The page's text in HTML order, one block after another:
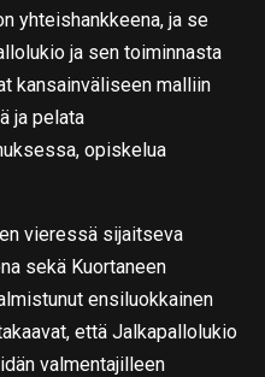
yhteishankkeena, ja se
ja sen toiminnasta
kansainväliseen malliin
ja pelata
opiskelua
vieressä sijaitseva
sekä Kuortaneen
ensiluokkainen
että Jalkapallolukio
valmentajilleen